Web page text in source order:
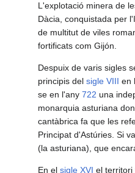
L'explotació minera de
Dàcia, conquistada per
de multitut de viles
fortificats com Gijón.
Despuix de varis sigles
principis del sigle VIII en
se en l'any 722 una
monarquia asturiana
cantàbrica fa que les
Principat d'Astúries. Si
(la asturiana), que
En el sigle XVI el territori